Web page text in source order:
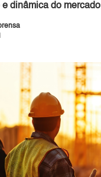
dinâmica do mercado